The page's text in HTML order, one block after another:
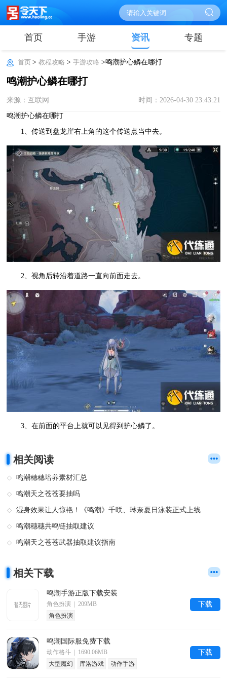
首页 手游 资讯 专题
首页>教程攻略 >手游攻略 >鸣潮护心鳞在哪打
鸣潮护心鳞在哪打
来源：互联网 时间：2026-04-30 23:43:21
鸣潮护心鳞在哪打
1、传送到盘龙崖右上角的这个传送点当中去。
2、视角后转沿着道路一直向前面走去。
3、在前面的平台上就可以见得到护心鳞了。
相关阅读
鸣潮穗穗培养素材汇总
鸣潮天之苍苍要抽吗
湿身效果让人惊艳！《鸣潮》千咲、琳奈夏日泳装正式上线
鸣潮穗穗共鸣链抽取建议
鸣潮天之苍苍武器抽取建议指南
相关下载
鸣潮手游正版下载安装
角色扮演 | 209MB
角色扮演
下载
鸣潮国际服免费下载
动作格斗 | 1690.06MB
大型魔幻
库洛游戏 动作手游
下载